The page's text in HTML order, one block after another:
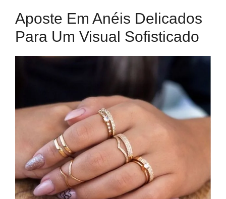
Aposte Em Anéis Delicados
Para Um Visual Sofisticado